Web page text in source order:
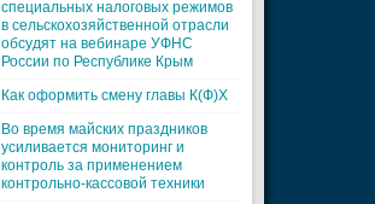
специальных налоговых режимов
в сельскохозяйственной отрасли
обсудят на вебинаре УФНС
России по Республике Крым
Как оформить смену главы К(Ф)Х
Во время майских праздников
усиливается мониторинг и
контроль за применением
контрольно-кассовой техники